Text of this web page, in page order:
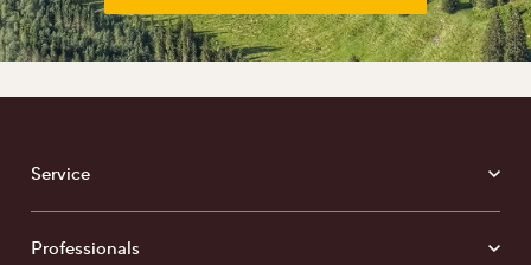
Service
Professionals